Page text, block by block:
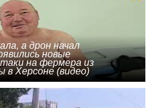
а дрон начал
новые
на фермера из
в Херсоне (видео)